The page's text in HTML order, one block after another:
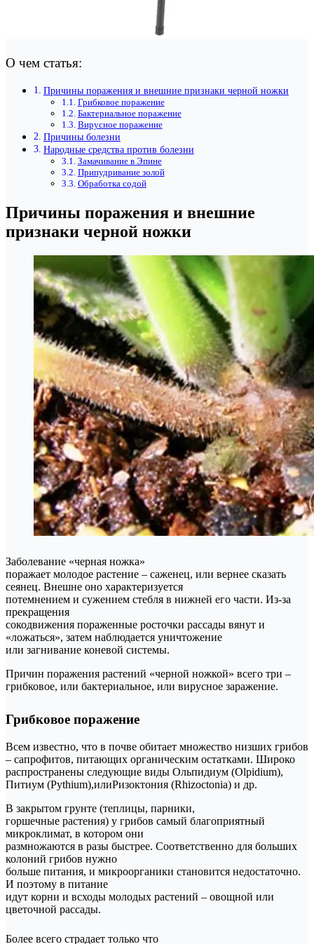
О чем статья:
Причины поражения и внешние признаки черной ножки
Грибковое поражение
Бактериальное поражение
Вирусное поражение
Причины болезни
Народные средства против болезни
Замачивание в Эпине
Припудривание золой
Обработка содой
Причины поражения и внешние
признаки черной ножки
Заболевание «черная ножка»
поражает молодое растение – саженец, или вернее сказать
сеянец. Внешне оно характеризуется
потемнением и сужением стебля в нижней его части. Из-за
прекращения
сокодвижения пораженные росточки рассады вянут и
«ложаться», затем наблюдается уничтожение
или загнивание коневой системы.
Причин поражения растений «черной ножкой» всего три –
грибковое, или бактериальное, или вирусное заражение.
Грибковое поражение
Всем известно, что в почве обитает множество низших грибов
– сапрофитов, питающих органическим остатками. Широко
распространены следующие виды Ольпидиум (Olpidium),
Питиум (Pythium),илиРизоктония (Rhizoctonia) и др.
В закрытом грунте (теплицы, парники,
горшечные растения) у грибов самый благоприятный
микроклимат, в котором они
размножаются в разы быстрее. Соответственно для больших
колоний грибов нужно
больше питания, и микроорганики становится недостаточно.
И поэтому в питание
идут корни и всходы молодых растений – овощной или
цветочной рассады.
Более всего страдает только что